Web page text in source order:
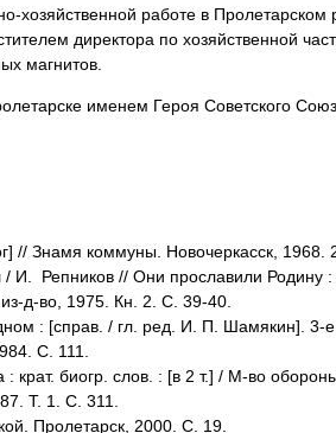
хозяйственной работе в Пролетарском
директора по хозяйственной
магнитов.
именем Героя Советского
// Знамя коммуны. Новочеркасск, 1968.
И. Репников // Они прославили Родину :
д-во, 1975. Кн. 2. С. 39-40.
: [справ. / гл. ред. И. П. Шамякин]. 3-
С. 111.
: крат. биогр. слов. : [в 2 т.] / М-во
Т. 1. С. 311.
Пролетарск, 2000. С. 19.